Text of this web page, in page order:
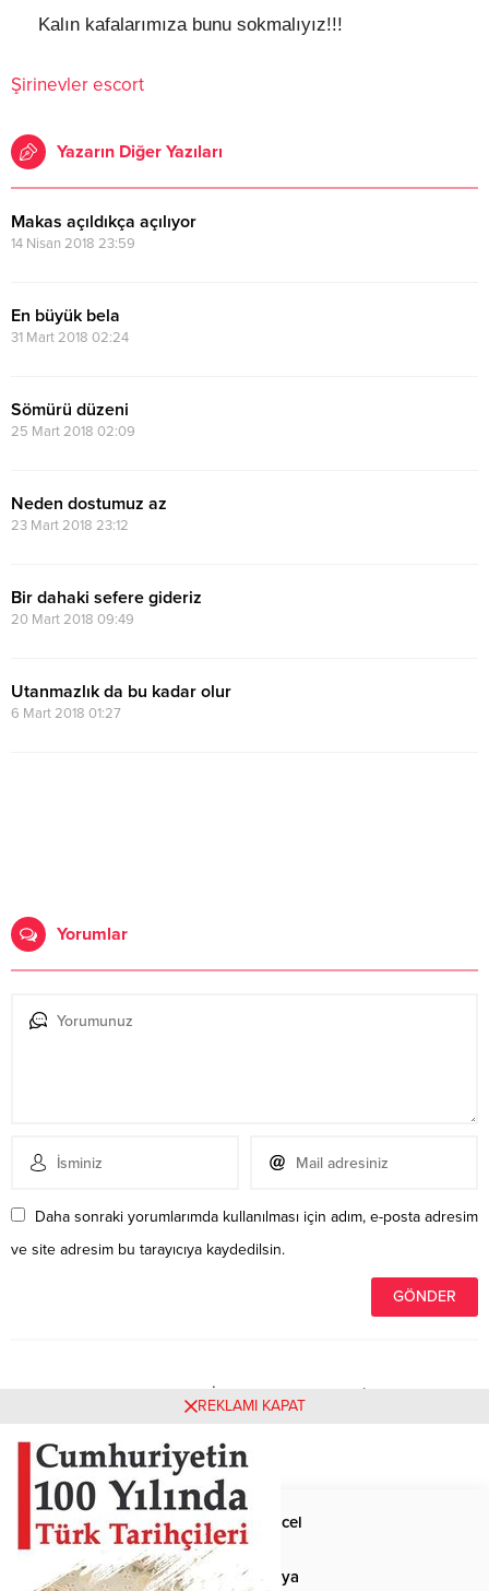
Kalın kafalarımıza bunu sokmalıyız!!!
Şirinevler escort
Yazarın Diğer Yazıları
Makas açıldıkça açılıyor
14 Nisan 2018 23:59
En büyük bela
31 Mart 2018 02:24
Sömürü düzeni
25 Mart 2018 02:09
Neden dostumuz az
23 Mart 2018 23:12
Bir dahaki sefere gideriz
20 Mart 2018 09:49
Utanmazlık da bu kadar olur
6 Mart 2018 01:27
Yorumlar
Daha sonraki yorumlarımda kullanılması için adım, e-posta adresim
ve site adresim bu tarayıcıya kaydedilsin.
Henüz yorum yapılmamış. İlk yorumu yukarıdaki form
aracılığıyla siz yapabilirsiniz.
Anasayfa Güncel
Siyaset Dünya
REKLAMI KAPAT